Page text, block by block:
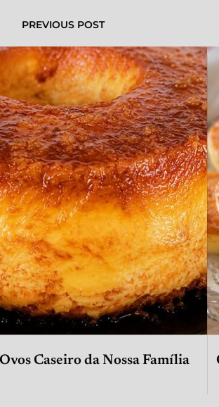
PREVIOUS POST
Caseiro da Nossa Família